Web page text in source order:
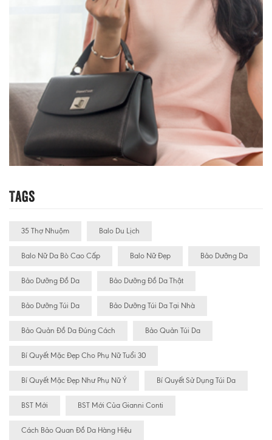
Tags
35 Thợ Nhuộm Balo Du Lịch
Balo Nữ Da Bò Cao Cấp Balo Nữ Đẹp Bảo Dưỡng Da
Bảo Dưỡng Đồ Da Bảo Dưỡng Đồ Da Thật
Bảo Dưỡng Túi Da Bảo Dưỡng Túi Da Tại Nhà
Bảo Quản Đồ Da Đúng Cách Bảo Quản Túi Da
Bí Quyết Mặc Đẹp Cho Phụ Nữ Tuổi 30
Bí Quyết Mặc Đẹp Như Phụ Nữ Ý Bí Quyết Sử Dụng Túi Da
BST Mới BST Mới Của Gianni Conti
Cách Bảo Quan Đồ Da Hàng Hiệu